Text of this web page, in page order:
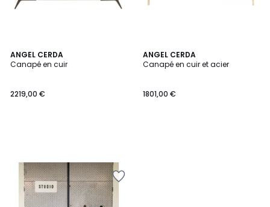
ANGEL CERDA
Canapé en cuir
2219,00 €
ANGEL CERDA
Canapé en cuir et acier
1801,00 €